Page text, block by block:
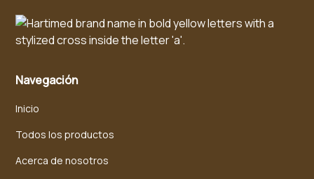
Navegación
Inicio
Todos los productos
Acerca de nosotros